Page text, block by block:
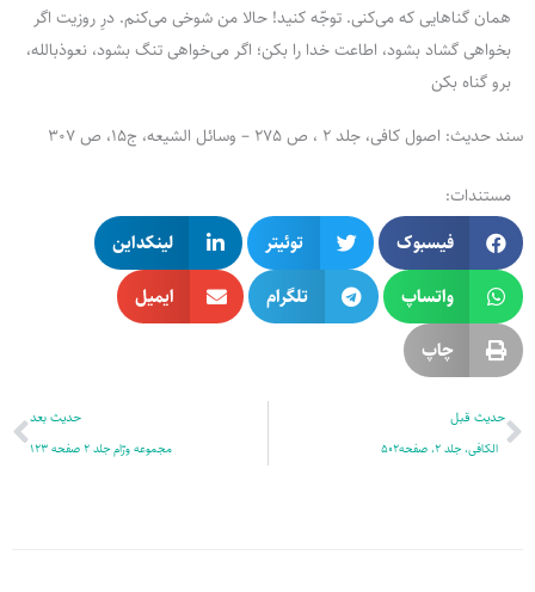
همان گناهایی که می‌کنی. توجّه کنید! حالا من شوخی می‌کنم. درِ روزیت اگر
بخواهی گشاد بشود، اطاعت خدا را بکن؛ اگر می‌خواهی تنگ بشود، نعوذبالله،
برو گناه بکن
سند حدیث: اصول کافی، جلد 2 ، ص 275 – وسائل الشیعه، ج15، ص 307
مستندات:
فیسبوک توئیتر
لینکداین
واتساپ
تلگرام
ایمیل
چاپ
قبلی
حدیث قبل
الکافی، جلد 2، صفحه502
حدیث بعد
مجموعه ورّام جلد 2 صفحه 123